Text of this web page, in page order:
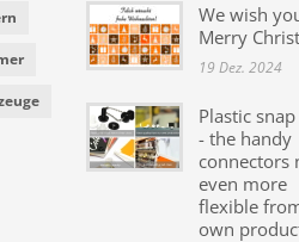
We wish
Merry
19 Dez. 2024
Plastic
- the handy
connectors
even more
flexible
own